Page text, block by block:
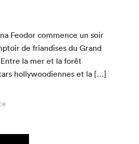
Feodor com­mence un soir
de frian­dis­es du Grand
la mer et la forêt
hol­ly­woo­d­i­ennes et la […]